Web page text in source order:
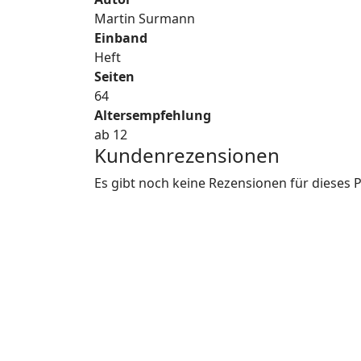
Martin Surmann
Einband
Heft
Seiten
64
Altersempfehlung
ab 12
Kundenrezensionen
Es gibt noch keine Rezensionen für dieses